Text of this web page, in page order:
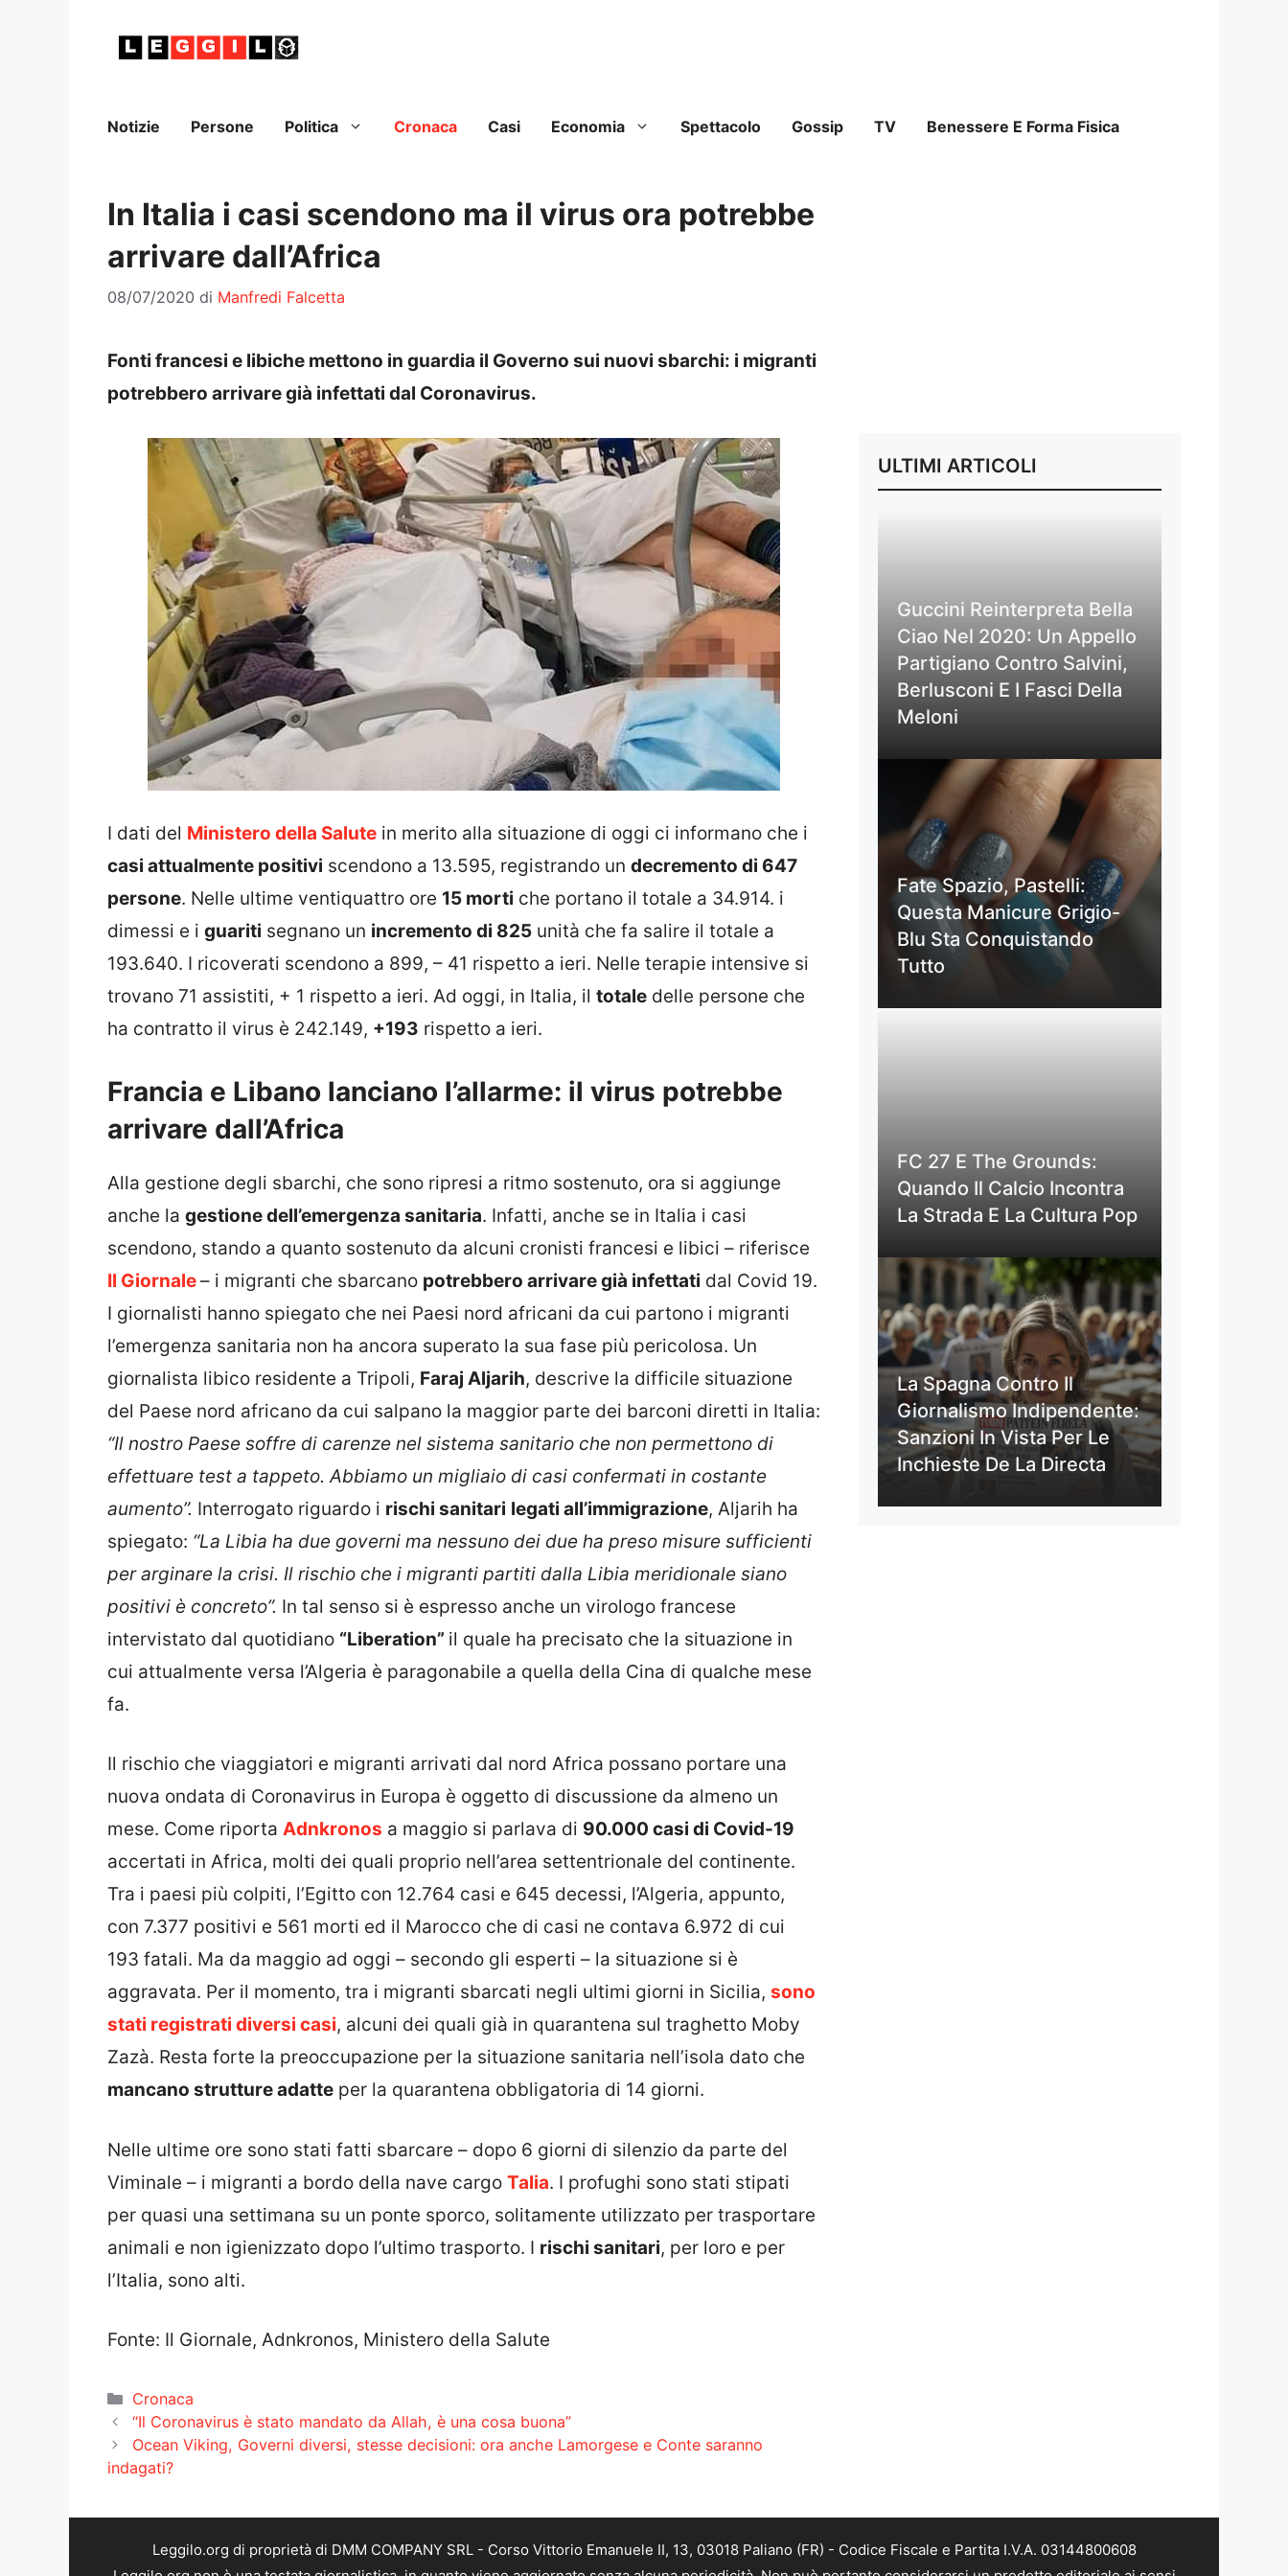
Notizie Persone Politica Cronaca Casi Economia Spettacolo Gossip TV Benessere E Forma Fisica
In Italia i casi scendono ma il virus ora potrebbe
arrivare dall’Africa
08/07/2020 di Manfredi Falcetta
Fonti francesi e libiche mettono in guardia il Governo sui nuovi sbarchi: i migranti
potrebbero arrivare già infettati dal Coronavirus.
I dati del Ministero della Salute in merito alla situazione di oggi ci informano che i
casi attualmente positivi scendono a 13.595, registrando un decremento di 647
persone. Nelle ultime ventiquattro ore 15 morti che portano il totale a 34.914. i
dimessi e i guariti segnano un incremento di 825 unità che fa salire il totale a
193.640. I ricoverati scendono a 899, – 41 rispetto a ieri. Nelle terapie intensive si
trovano 71 assistiti, + 1 rispetto a ieri. Ad oggi, in Italia, il totale delle persone che
ha contratto il virus è 242.149, +193 rispetto a ieri.
Francia e Libano lanciano l’allarme: il virus potrebbe
arrivare dall’Africa
Alla gestione degli sbarchi, che sono ripresi a ritmo sostenuto, ora si aggiunge
anche la gestione dell’emergenza sanitaria. Infatti, anche se in Italia i casi
scendono, stando a quanto sostenuto da alcuni cronisti francesi e libici – riferisce
Il Giornale– i migranti che sbarcano potrebbero arrivare già infettati dal Covid 19.
I giornalisti hanno spiegato che nei Paesi nord africani da cui partono i migranti
l’emergenza sanitaria non ha ancora superato la sua fase più pericolosa. Un
giornalista libico residente a Tripoli, Faraj Aljarih, descrive la difficile situazione
del Paese nord africano da cui salpano la maggior parte dei barconi diretti in Italia:
“Il nostro Paese soffre di carenze nel sistema sanitario che non permettono di
effettuare test a tappeto.Abbiamo un migliaio di casi confermati in costante
aumento”. Interrogato riguardo i rischi sanitari legati all’immigrazione, Aljarih ha
spiegato: “La Libia ha due governi ma nessuno dei due ha preso misure sufficienti
per arginare la crisi. Il rischio che i migranti partiti dalla Libia meridionale siano
positivi è concreto”. In tal senso si è espresso anche un virologo francese
intervistato dal quotidiano “Liberation” il quale ha precisato che la situazione in
cui attualmente versa l’Algeria è paragonabile a quella della Cina di qualche mese
fa.
Il rischio che viaggiatori e migranti arrivati dal nord Africa possano portare una
nuova ondata di Coronavirus in Europa è oggetto di discussione da almeno un
mese. Come riporta Adnkronos a maggio si parlava di 90.000 casi di Covid-19
accertati in Africa, molti dei quali proprio nell’area settentrionale del continente.
Tra i paesi più colpiti, l’Egitto con 12.764 casi e 645 decessi, l’Algeria, appunto,
con 7.377 positivi e 561 morti ed il Marocco che di casi ne contava 6.972 di cui
193 fatali. Ma da maggio ad oggi – secondo gli esperti – la situazione si è
aggravata. Per il momento, tra i migranti sbarcati negli ultimi giorni in Sicilia, sono
stati registrati diversi casi, alcuni dei quali già in quarantena sul traghetto Moby
Zazà. Resta forte la preoccupazione per la situazione sanitaria nell’isola dato che
mancano strutture adatte per la quarantena obbligatoria di 14 giorni.
Nelle ultime ore sono stati fatti sbarcare – dopo 6 giorni di silenzio da parte del
Viminale – i migranti a bordo della nave cargo Talia. I profughi sono stati stipati
per quasi una settimana su un ponte sporco, solitamente utilizzato per trasportare
animali e non igienizzato dopo l’ultimo trasporto. I rischi sanitari, per loro e per
l’Italia, sono alti.
Fonte: Il Giornale, Adnkronos, Ministero della Salute
Categorie
Cronaca
“Il Coronavirus è stato mandato da Allah, è una cosa buona”
Ocean Viking, Governi diversi, stesse decisioni: ora anche Lamorgese e Conte saranno
indagati?
ULTIMI ARTICOLI
Guccini Reinterpreta Bella
Ciao Nel 2020: Un Appello
Partigiano Contro Salvini,
Berlusconi E I Fasci Della
Meloni
Fate Spazio, Pastelli:
Questa Manicure Grigio-
Blu Sta Conquistando
Tutto
FC 27 E The Grounds:
Quando Il Calcio Incontra
La Strada E La Cultura Pop
La Spagna Contro Il
Giornalismo Indipendente:
Sanzioni In Vista Per Le
Inchieste De La Directa
Leggilo.org di proprietà di DMM COMPANY SRL - Corso Vittorio Emanuele II, 13, 03018 Paliano (FR) - Codice Fiscale e Partita I.V.A. 03144800608